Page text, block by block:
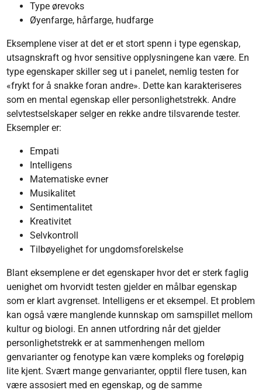
Type ørevoks
Øyenfarge, hårfarge, hudfarge
Eksemplene viser at det er et stort spenn i type egenskap,
utsagnskraft og hvor sensitive opplysningene kan være. En
type egenskaper skiller seg ut i panelet, nemlig testen for
«frykt for å snakke foran andre». Dette kan karakteriseres
som en mental egenskap eller personlighetstrekk. Andre
selvtestselskaper selger en rekke andre tilsvarende tester.
Eksempler er:
Empati
Intelligens
Matematiske evner
Musikalitet
Sentimentalitet
Kreativitet
Selvkontroll
Tilbøyelighet for ungdomsforelskelse
Blant eksemplene er det egenskaper hvor det er sterk faglig
uenighet om hvorvidt testen gjelder en målbar egenskap
som er klart avgrenset. Intelligens er et eksempel. Et problem
kan også være manglende kunnskap om samspillet mellom
kultur og biologi. En annen utfordring når det gjelder
personlighetstrekk er at sammenhengen mellom
genvarianter og fenotype kan være kompleks og foreløpig
lite kjent. Svært mange genvarianter, opptil flere tusen, kan
være assosiert med en egenskap, og de samme